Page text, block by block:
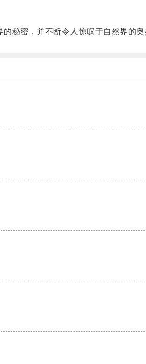
秘密，并不断令人惊叹于自然界的